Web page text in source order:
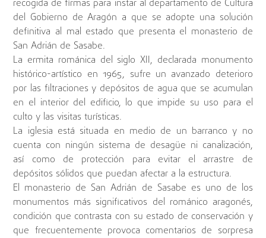
recogida de firmas para instar al departamento de Cultura
del Gobierno de Aragón a que se adopte una solución
definitiva al mal estado que presenta el monasterio de
San Adrián de Sasabe.
La ermita románica del siglo XII, declarada monumento
histórico-artístico en 1965, sufre un avanzado deterioro
por las filtraciones y depósitos de agua que se acumulan
en el interior del edificio, lo que impide su uso para el
culto y las visitas turísticas.
La iglesia está situada en medio de un barranco y no
cuenta con ningún sistema de desagüe ni canalización,
así como de protección para evitar el arrastre de
depósitos sólidos que puedan afectar a la estructura.
El monasterio de San Adrián de Sasabe es uno de los
monumentos más significativos del románico aragonés,
condición que contrasta con su estado de conservación y
que frecuentemente provoca comentarios de sorpresa